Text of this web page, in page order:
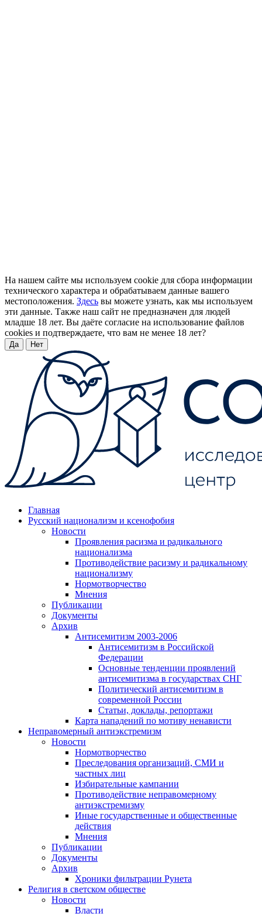
На нашем сайте мы используем cookie для сбора информации
технического характера и обрабатываем данные вашего
местоположения. Здесь вы можете узнать, как мы используем
эти данные. Также наш сайт не предназначен для людей
младше 18 лет. Вы даёте согласие на использование файлов
cookies и подтверждаете, что вам не менее 18 лет?
Да Нет
Главная
Русский национализм и ксенофобия
Новости
Проявления расизма и радикального
национализма
Противодействие расизму и радикальному
национализму
Нормотворчество
Мнения
Публикации
Документы
Архив
Антисемитизм 2003-2006
Антисемитизм в Российской
Федерации
Основные тенденции проявлений
антисемитизма в государствах СНГ
Политический антисемитизм в
современной России
Статьи, доклады, репортажи
Карта нападений по мотиву ненависти
Неправомерный антиэкстремизм
Новости
Нормотворчество
Преследования организаций, СМИ и
частных лиц
Избирательные кампании
Противодействие неправомерному
антиэкстремизму
Иные государственные и общественные
действия
Мнения
Публикации
Документы
Архив
Хроники фильтрации Рунета
Религия в светском обществе
Новости
Власти